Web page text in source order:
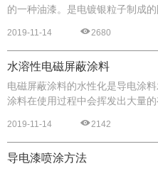
的一种油漆。是电镀银粒子制成
工、省时、便捷、附着力好、平
金属、复合材料为基材的手机、
料。
2019-11-14 2680
水溶性电磁屏蔽涂料
电磁屏蔽涂料的水性化是导电涂
涂料在使用过程中会挥发出大量
们的身心健康造成有害影响。一
料作为建筑物的装饰和保护材料
醛和各种有毒的有机挥发性物质
吸人VOC，会导致疲劳、丧失记
2019-11-14 2142
导电漆喷涂方法